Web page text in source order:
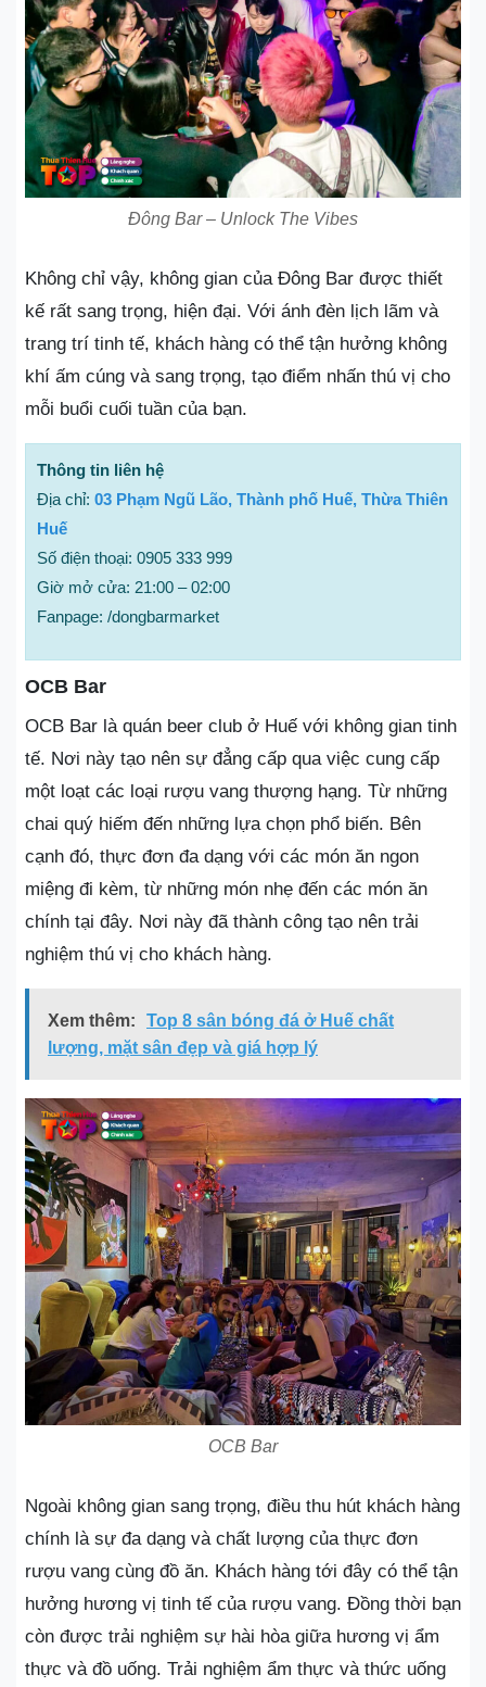
Đông Bar – Unlock The Vibes
Không chỉ vậy, không gian của Đông Bar được thiết
kế rất sang trọng, hiện đại. Với ánh đèn lịch lãm và
trang trí tinh tế, khách hàng có thể tận hưởng không
khí ấm cúng và sang trọng, tạo điểm nhấn thú vị cho
mỗi buổi cuối tuần của bạn.
Thông tin liên hệ
Địa chỉ: 03 Phạm Ngũ Lão, Thành phố Huế, Thừa Thiên
Huế
Số điện thoại: 0905 333 999
Giờ mở cửa: 21:00 – 02:00
Fanpage: /dongbarmarket
OCB Bar
OCB Bar là quán beer club ở Huế với không gian tinh
tế. Nơi này tạo nên sự đẳng cấp qua việc cung cấp
một loạt các loại rượu vang thượng hạng. Từ những
chai quý hiếm đến những lựa chọn phổ biến. Bên
cạnh đó, thực đơn đa dạng với các món ăn ngon
miệng đi kèm, từ những món nhẹ đến các món ăn
chính tại đây. Nơi này đã thành công tạo nên trải
nghiệm thú vị cho khách hàng.
Xem thêm:
Top 8 sân bóng đá ở Huế chất
lượng, mặt sân đẹp và giá hợp lý
OCB Bar
Ngoài không gian sang trọng, điều thu hút khách hàng
chính là sự đa dạng và chất lượng của thực đơn
rượu vang cùng đồ ăn. Khách hàng tới đây có thể tận
hưởng hương vị tinh tế của rượu vang. Đồng thời bạn
còn được trải nghiệm sự hài hòa giữa hương vị ẩm
thực và đồ uống. Trải nghiệm ẩm thực và thức uống